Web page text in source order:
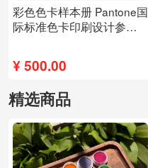
彩色色卡样本册 Pantone国
际标准色卡印刷设计参考
¥500.00
精选商品